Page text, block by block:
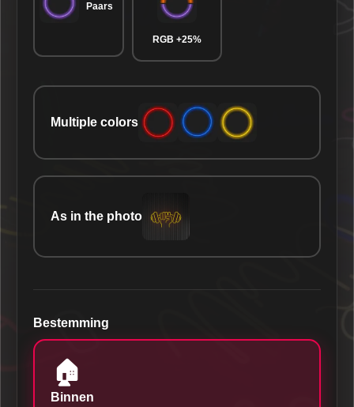
Paars
RGB +25%
Multiple colors
As in the photo
Bestemming
🏠
Binnen